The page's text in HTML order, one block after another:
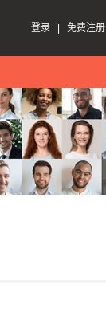
登录 免费注册